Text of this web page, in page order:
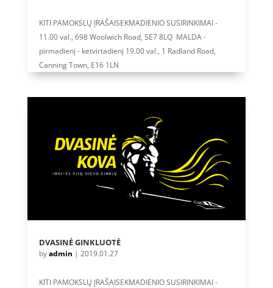
KITI PAMOKSLŲ ĮRAŠAISEKMADIENIO SUSIRINKIMAI -
11.00 val., 698 Woolwich Road, SE7 8LQ MALDA -
pirmadienį - ketvirtadienį 19.00 val., 1 Radland Road,
Canning Town, E16 1LN
DVASINĖ GINKLUOTĖ
byadmin | 2019.01.27
KITI PAMOKSLŲ ĮRAŠAISEKMADIENIO SUSIRINKIMAI -